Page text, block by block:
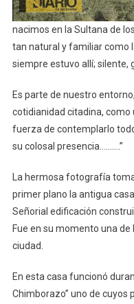
DEL
DR.
Por
Chàvez
Medina
nacimos en la Sultana de
tan natural y familiar como
siempre estuvo allí; silente,
Es parte de nuestro
cotidianidad citadina, como
fuerza de contemplarlo
su colosal presencia……….”
La hermosa fotografía
primer plano la antigua
Señorial edificación
Fue en su momento una
ciudad.
En esta casa funcionó
Chimborazo” uno de cuyos